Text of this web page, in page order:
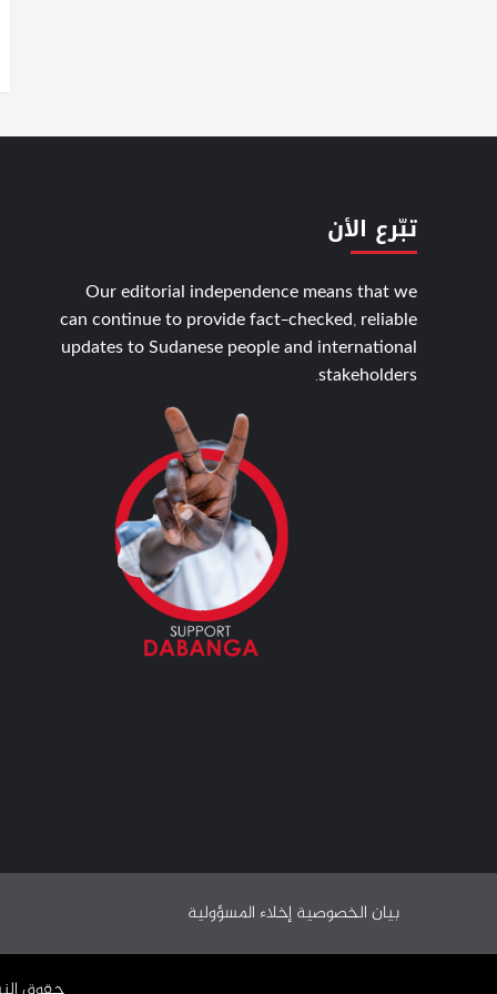
تبّرع الأن
Our editorial independence means that we
can continue to provide fact-checked, reliable
updates to Sudanese people and international
stakeholders.
بيان الخصوصيةإخلاء المسؤولية